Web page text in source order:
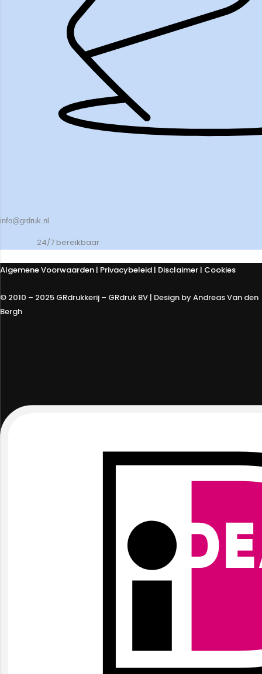
info@grdruk.nl
24/7 bereikbaar
Algemene Voorwaarden | Privacybeleid | Disclaimer | Cookies
© 2010 – 2025 GRdrukkerij – GRdruk BV | Design by Andreas Van den
Bergh